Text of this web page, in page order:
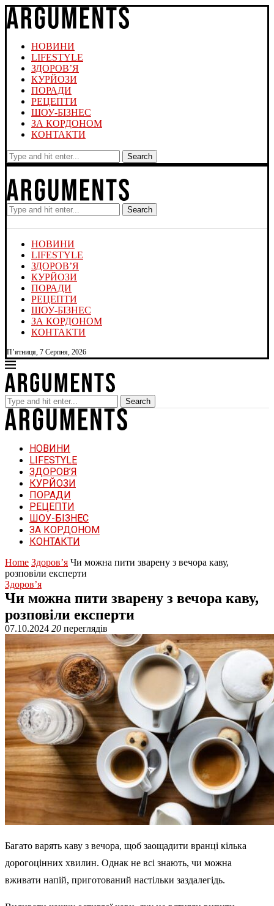
НОВИНИ
LIFESTYLE
ЗДОРОВ’Я
КУРЙОЗИ
ПОРАДИ
РЕЦЕПТИ
ШОУ-БІЗНЕС
ЗА КОРДОНОМ
КОНТАКТИ
Search
Search
НОВИНИ
LIFESTYLE
ЗДОРОВ’Я
КУРЙОЗИ
ПОРАДИ
РЕЦЕПТИ
ШОУ-БІЗНЕС
ЗА КОРДОНОМ
КОНТАКТИ
П’ятниця, 7 Серпня, 2026
Search
НОВИНИ
LIFESTYLE
ЗДОРОВ’Я
КУРЙОЗИ
ПОРАДИ
РЕЦЕПТИ
ШОУ-БІЗНЕС
ЗА КОРДОНОМ
КОНТАКТИ
Home Здоров’я Чи можна пити зварену з вечора каву,
розповіли експерти
Здоров’я
Чи можна пити зварену з вечора каву,
розповіли експерти
07.10.2024 20 переглядів
Багато варять каву з вечора, щоб заощадити вранці кілька
дорогоцінних хвилин. Однак не всі знають, чи можна
вживати напій, приготований настільки заздалегідь.